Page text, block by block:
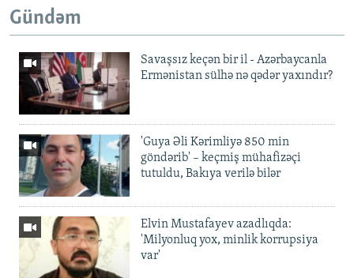
Gündəm
Savaşsız keçən bir il - Azərbaycanla
Ermənistan sülhə nə qədər yaxındır?
'Guya Əli Kərimliyə 850 min
göndərib' – keçmiş mühafizəçi
tutuldu, Bakıya verilə bilər
Elvin Mustafayev azadlıqda:
'Milyonluq yox, minlik korrupsiya
var'